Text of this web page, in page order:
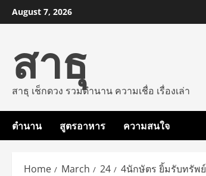
Skip
to
August 7, 2026
สาธุ
สาธุ เช็กดวง รวมตำนาน ความเชื่อ เรื่องเล่า
ตำนาน สูตรอาหาร ความสนใจ
Home March 24 4นักษัตร ยิ้มรับทรัพย์